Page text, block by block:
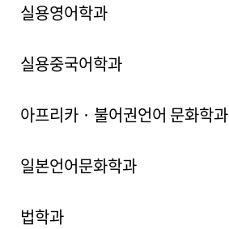
실용영어학과
실용중국어학과
아프리카 · 불어권언어 문화학과
일본언어문화학과
법학과